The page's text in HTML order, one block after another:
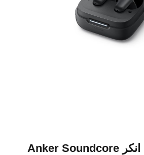
هندزفری بلوتوث انکر Anker Soundcore